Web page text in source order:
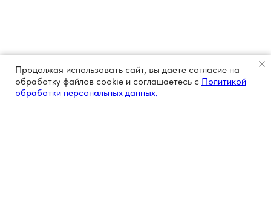
Продолжая использовать сайт, вы даете согласие на
обработку файлов cookie и соглашаетесь с Политикой
обработки персональных данных.